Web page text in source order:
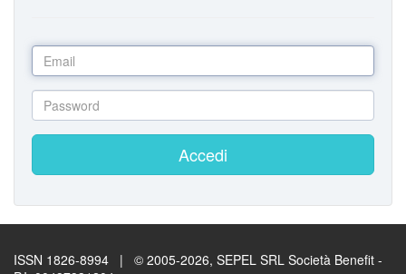
Accedi
ISSN 1826-8994 | © 2005-2026, SEPEL SRL Società Benefit -